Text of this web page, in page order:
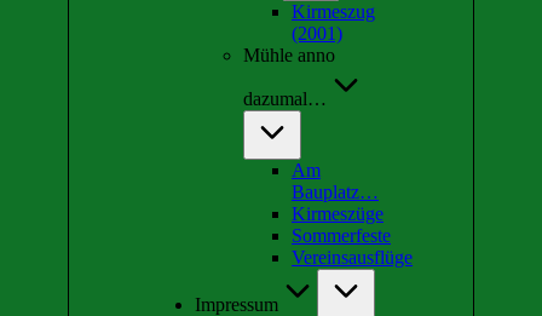
Kirmeszug
(2001)
Mühle anno
dazumal…
Am
Bauplatz…
Kirmeszüge
Sommerfeste
Vereinsausflüge
Impressum